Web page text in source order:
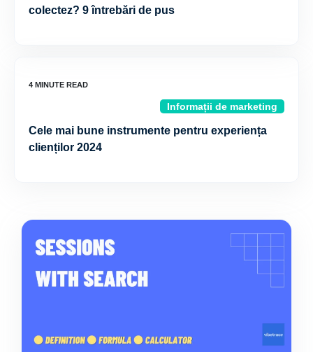
colectez? 9 întrebări de pus
Informații de marketing
Cele mai bune instrumente pentru experiența
clienților 2024